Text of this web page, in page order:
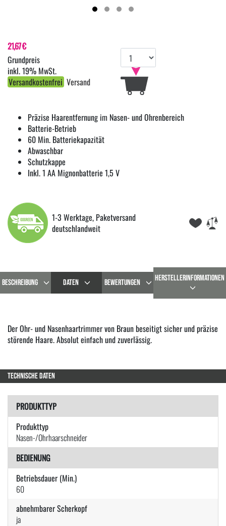
Präzise Haarentfernung im Nasen- und Ohrenbereich
Batterie-Betrieb
60 Min. Batteriekapazität
Abwaschbar
Schutzkappe
Inkl. 1 AA Mignonbatterie 1,5 V
1-3 Werktage, Paketversand
deutschlandweit
21,67 €
inkl. 19% MwSt.
Versandkostenfrei Versand
BESCHREIBUNG DATEN BEWERTUNGEN HERSTELLERINFORMATIONEN
Der Ohr- und Nasenhaartrimmer von Braun beseitigt sicher und präzise
störende Haare. Absolut einfach und zuverlässig.
TECHNISCHE DATEN
PRODUKTTYP
Produkttyp
Nasen-/Ohrhaarschneider
BEDIENUNG
Betriebsdauer (Min.)
60
abnehmbarer Scherkopf
ja